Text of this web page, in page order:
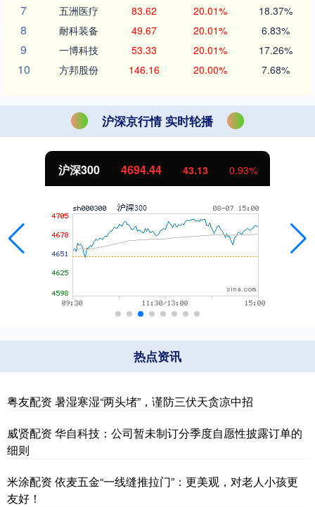
7 五洲医疗 83.62 20.01% 18.37%
8 耐科装备 49.67 20.01% 6.83%
9 一博科技 53.33 20.01% 17.26%
10 方邦股份 146.16 20.00% 7.68%
沪深京行情 实时轮播
北证50 1134.24 11.37 1.01%
热点资讯
粤友配资 暑湿寒湿“两头堵”，谨防三伏天贪凉中招
威贤配资 华自科技：公司暂未制订分季度自愿性披露订单的
细则
米涂配资 依麦五金“一线缝推拉门”：更美观，对老人小孩更
友好！